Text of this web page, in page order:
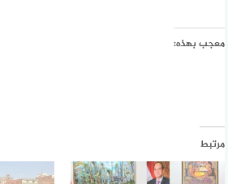
معجب بهذه:
مرتبط